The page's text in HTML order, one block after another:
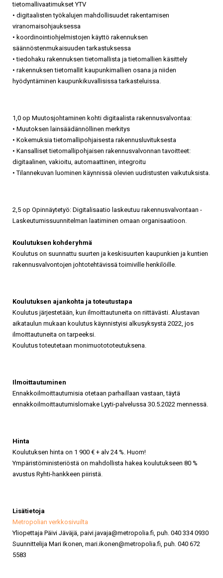
tietomallivaatimukset YTV
• digitaalisten työkalujen mahdollisuudet rakentamisen
viranomaisohjauksessa
• koordinointiohjelmistojen käyttö rakennuksen
säännöstenmukaisuuden tarkastuksessa
• tiedohaku rakennuksen tietomallista ja tietomallien käsittely
• rakennuksen tietomallit kaupunkimallien osana ja niiden
hyödyntäminen kaupunkikuvallisissa tarkasteluissa.
1,0 op Muutosjohtaminen kohti digitaalista rakennusvalvontaa:
• Muutoksen lainsäädännöllinen merkitys
• Kokemuksia tietomallipohjaisesta rakennusluvituksesta
• Kansalliset tietomallipohjaisen rakennusvalvonnan tavoitteet:
digitaalinen, vakioitu, automaattinen, integroitu
• Tilannekuvan luominen käynnissä olevien uudistusten vaikutuksista.
2,5 op Opinnäytetyö: Digitalisaatio laskeutuu rakennusvalvontaan -
Laskeutumissuunnitelman laatiminen omaan organisaatioon.
Koulutuksen kohderyhmä
Koulutus on suunnattu suurten ja keskisuurten kaupunkien ja kuntien
rakennusvalvontojen johtotehtävissä toimiville henkilöille.
Koulutuksen ajankohta ja toteutustapa
Koulutus järjestetään, kun ilmoittautuneita on riittävästi. Alustavan
aikataulun mukaan koulutus käynnistyisi alkusyksystä 2022, jos
ilmoittautuneita on tarpeeksi.
Koulutus toteutetaan monimuotototeutuksena.
Ilmoittautuminen
Ennakkoilmoittautumisia otetaan parhaillaan vastaan, täytä
ennakkoilmoittautumislomake Lyyti-palvelussa 30.5.2022 mennessä.
Hinta
Koulutuksen hinta on 1 900 € + alv 24 %. Huom!
Ympäristöministeriöstä on mahdollista hakea koulutukseen 80 %
avustus Ryhti-hankkeen piiristä.
Lisätietoja
Metropolian verkkosivuilta
Yliopettaja Päivi Jäväjä, paivi.javaja@metropolia.fi, puh. 040 334 0930
Suunnittelija Mari Ikonen, mari.ikonen@metropolia.fi, puh. 040 672
5583